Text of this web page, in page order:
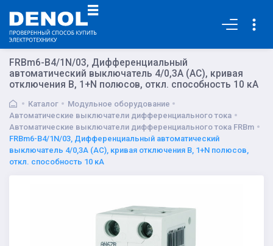
FRBm6-B4/1N/03, Дифференциальный
автоматический выключатель 4/0,3А (AC), кривая
отключения В, 1+N полюсов, откл. способность 10 кА
Каталог
Модульное оборудование
Автоматические выключатели дифференциального тока
Автоматические выключатели дифференциального тока FRBm
FRBm6-B4/1N/03, Дифференциальный автоматический
выключатель 4/0,3А (AC), кривая отключения В, 1+N полюсов,
откл. способность 10 кА